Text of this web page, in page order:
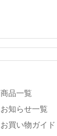
商品一覧
お知らせ一覧
お買い物ガイド